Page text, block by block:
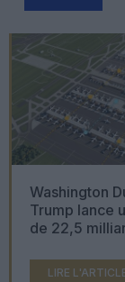
Washington
Trump lance
de 22,5
LIRE